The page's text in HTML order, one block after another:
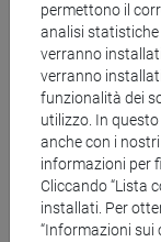
procedura
Svolgere
permettono il
analisi statistiche
verranno
verranno
funzionalità dei
utilizzo. In
anche con i
informazioni per
Cliccando “Lista
installati. Per
“Informazioni sui